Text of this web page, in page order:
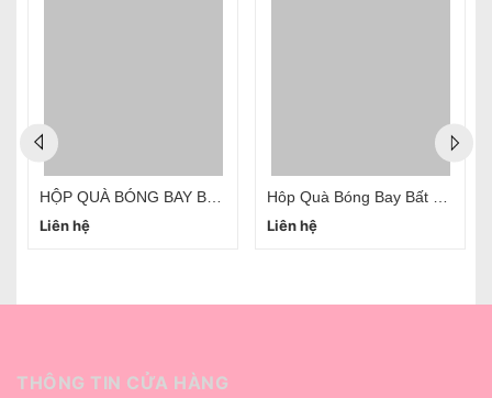
Liên hệ
Liên hệ
THÔNG TIN CỬA HÀNG